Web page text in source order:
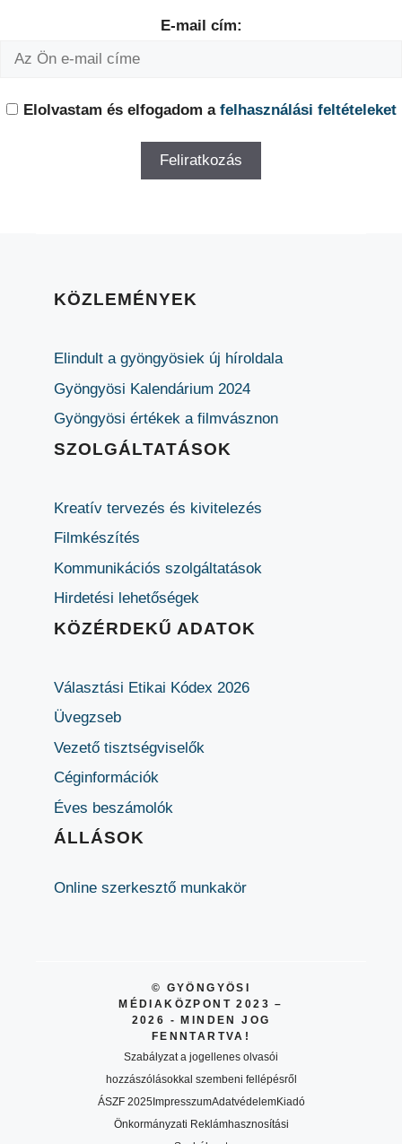
E-mail cím:
Elolvastam és elfogadom a felhasználási feltételeket
KÖZLEMÉNYEK
Elindult a gyöngyösiek új híroldala
Gyöngyösi Kalendárium 2024
Gyöngyösi értékek a filmvásznon
SZOLGÁLTATÁSOK
Kreatív tervezés és kivitelezés
Filmkészítés
Kommunikációs szolgáltatások
Hirdetési lehetőségek
KÖZÉRDEKŰ ADATOK
Választási Etikai Kódex 2026
Üvegzseb
Vezető tisztségviselők
Céginformációk
Éves beszámolók
ÁLLÁSOK
Online szerkesztő munkakör
© GYÖNGYÖSI
MÉDIAKÖZPONT 2023 –
2026 - MINDEN JOG
FENNTARTVA!
Szabályzat a jogellenes olvasói
hozzászólásokkal szembeni fellépésről
ÁSZF 2025ImpresszumAdatvédelemKiadó
Önkormányzati Reklámhasznosítási